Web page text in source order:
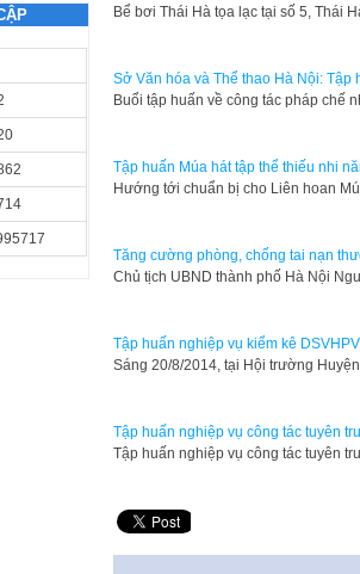
Bể bơi Thái Hà tọa lạc tại số 5, Thái
Sở Văn hóa và Thể thao Hà Nội:
Buổi tập huấn về công tác pháp chế
Tập huấn Múa hát tập thể thiếu nhi
Hướng tới chuẩn bị cho Liên hoan
Tăng cường phòng, chống tai nạn
Chủ tịch UBND thành phố Hà Nội
Tập huấn nghiệp vụ kiểm kê
​Sáng 20/8/2014, tại Hội trường
Tập huấn nghiệp vụ công tác tuyên
Tập huấn nghiệp vụ công tác tuyên